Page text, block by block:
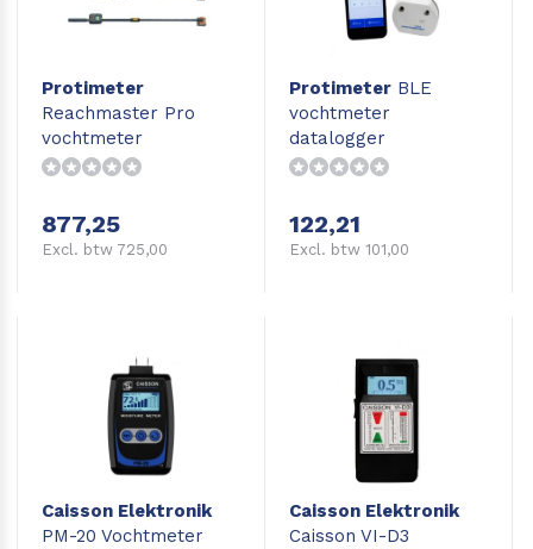
Protimeter
Reachmaster Pro
vochtmeter
877,25
Excl. btw 725,00
Protimeter BLE
vochtmeter
datalogger
122,21
Excl. btw 101,00
Caisson Elektronik
PM-20 Vochtmeter
Caisson Elektronik
Caisson VI-D3